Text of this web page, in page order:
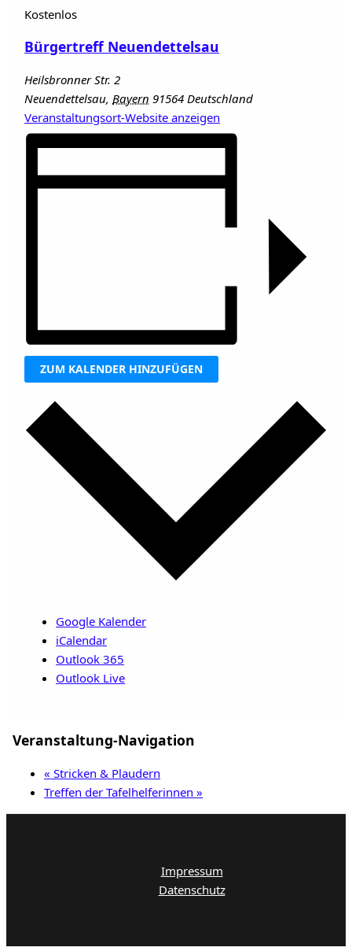
Kostenlos
Bürgertreff Neuendettelsau
Heilsbronner Str. 2
Neuendettelsau, Bayern 91564 Deutschland
Veranstaltungsort-Website anzeigen
ZUM KALENDER HINZUFÜGEN
Google Kalender
iCalendar
Outlook 365
Outlook Live
Veranstaltung-Navigation
« Stricken & Plaudern
Treffen der Tafelhelferinnen»
Impressum
Datenschutz